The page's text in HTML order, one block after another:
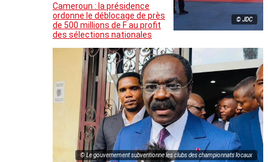
© JDC
Cameroun : la présidence
ordonne le déblocage de près
de 500 millions de F au profit
des sélections nationales
© Le gouvernement subventionne les clubs des championnats locaux